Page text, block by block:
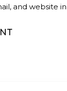
and website